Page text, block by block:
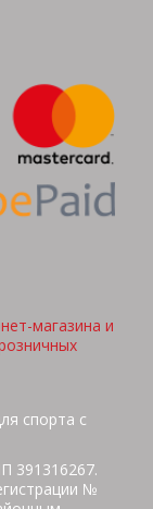
магазина и
спорта с
391316267.
№